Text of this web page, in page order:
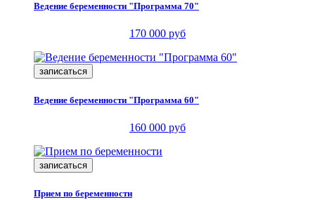
Ведение беременности "Программа 70"
170 000 руб
записаться
Ведение беременности "Программа 60"
160 000 руб
записаться
Прием по беременности